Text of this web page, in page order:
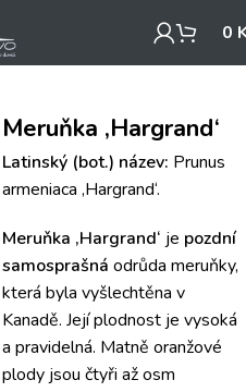
0
Meruňka ‚Hargrand‘
Latinský (bot.) název: Prunus
armeniaca ‚Hargrand‘.
Meruňka ‚Hargrand‘ je pozdní
samosprašná odrůda meruňky,
která byla vyšlechtěna v
Kanadě. Její plodnost je vysoká
a pravidelná. Matně oranžové
plody jsou čtyři až osm